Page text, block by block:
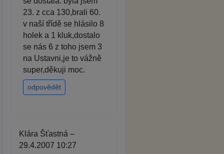
23. z cca 130,brali 60.
v naší třídě se hlásilo 8
holek a 1 kluk,dostalo
se nás 6 z toho jsem 3
na Ustavni,je to vážně
super,děkuji moc.
odpovědět
Klára Šťastná –
29.4.2007 10:27